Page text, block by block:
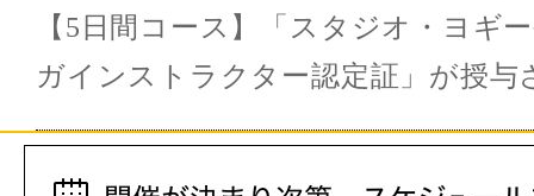
【5日間コース】「スタジオ・ヨギ
ガインストラクター認定証」が授与